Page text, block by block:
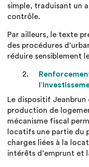
simple, traduisant un
contrôle.
Par ailleurs, le texte
des procédures
réduire sensiblement
Le dispositif
production de
mécanisme fiscal
locatifs une partie du
charges liées à la
intérêts d’emprunt et